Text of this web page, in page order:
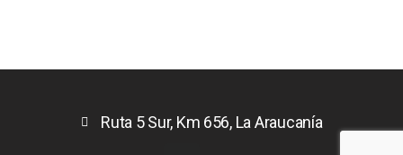
Ruta 5 Sur, Km 656, La Araucanía